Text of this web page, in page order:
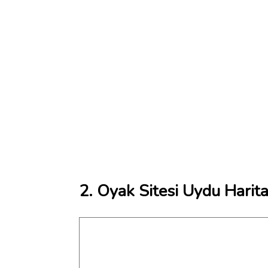
2. Oyak Sitesi Uydu